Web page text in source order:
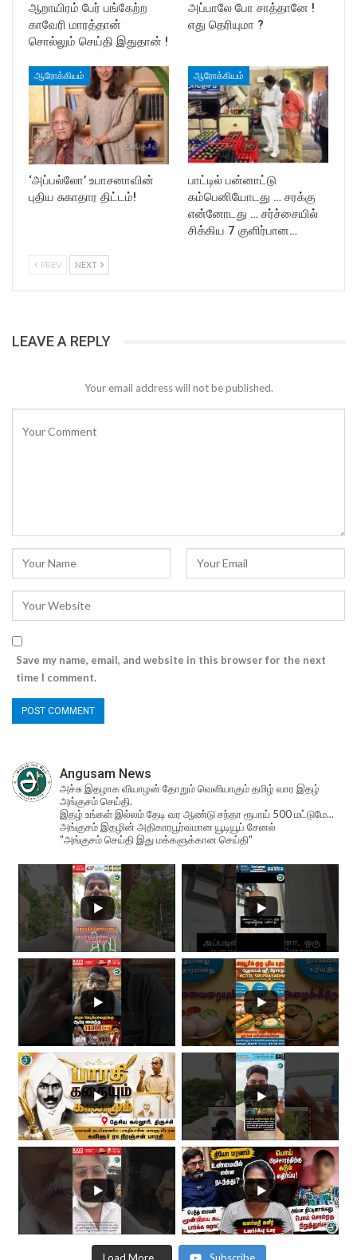
ஆறாயிரம் பேர் பங்கேற்ற
காவேரி மாரத்தான்
சொல்லும் செய்தி இதுதான் !
அப்பாலே போ சாத்தானே !
எது தெரியுமா ?
ஆரோக்கியம்
‘அப்பல்லோ’ உபாசனாவின்
புதிய சுகாதார திட்டம்!
ஆரோக்கியம்
பாட்டில் பன்னாட்டு
கம்பெனியோடது … சரக்கு
என்னோடது … சர்ச்சையில்
சிக்கிய 7 குளிர்பான…
PREV NEXT
LEAVE A REPLY
Your email address will not be published.
Save my name, email, and website in this browser for the next
time I comment.
Angusam News
அச்சு இதழாக வியாழன் தோறும் வெளியாகும் தமிழ் வார இதழ்
அங்குசம் செய்தி.
இதழ் உங்கள் இல்லம் தேடி வர ஆண்டு சந்தா ரூபாய் 500 மட்டுமே...
அங்குசம் இதழின் அதிகாரபூர்வமான யூடியூப் சேனல்
"அங்குசம் செய்தி இது மக்களுக்கான செய்தி"
Load More... Subscribe